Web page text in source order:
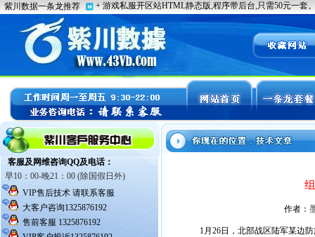
作者：
1月26日，北部战区陆军某边防